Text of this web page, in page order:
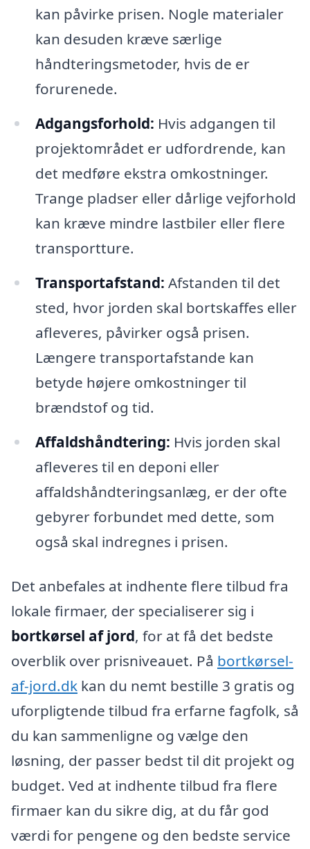
kan påvirke prisen. Nogle materialer
kan desuden kræve særlige
håndteringsmetoder, hvis de er
forurenede.
Adgangsforhold: Hvis adgangen til
projektområdet er udfordrende, kan
det medføre ekstra omkostninger.
Trange pladser eller dårlige vejforhold
kan kræve mindre lastbiler eller flere
transportture.
Transportafstand: Afstanden til det
sted, hvor jorden skal bortskaffes eller
afleveres, påvirker også prisen.
Længere transportafstande kan
betyde højere omkostninger til
brændstof og tid.
Affaldshåndtering: Hvis jorden skal
afleveres til en deponi eller
affaldshåndteringsanlæg, er der ofte
gebyrer forbundet med dette, som
også skal indregnes i prisen.
Det anbefales at indhente flere tilbud fra
lokale firmaer, der specialiserer sig i
bortkørsel af jord, for at få det bedste
overblik over prisniveauet. På bortkørsel-
af-jord.dk kan du nemt bestille 3 gratis og
uforpligtende tilbud fra erfarne fagfolk, så
du kan sammenligne og vælge den
løsning, der passer bedst til dit projekt og
budget. Ved at indhente tilbud fra flere
firmaer kan du sikre dig, at du får god
værdi for pengene og den bedste service